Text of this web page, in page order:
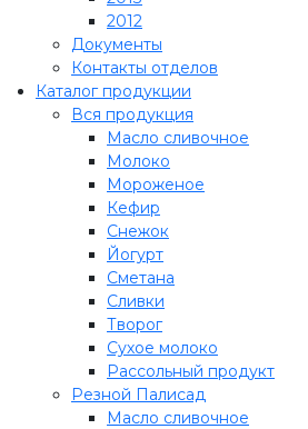
2012
Документы
Контакты отделов
Каталог продукции
Вся продукция
Масло сливочное
Молоко
Мороженое
Кефир
Снежок
Йогурт
Сметана
Сливки
Творог
Сухое молоко
Рассольный продукт
Резной Палисад
Масло сливочное